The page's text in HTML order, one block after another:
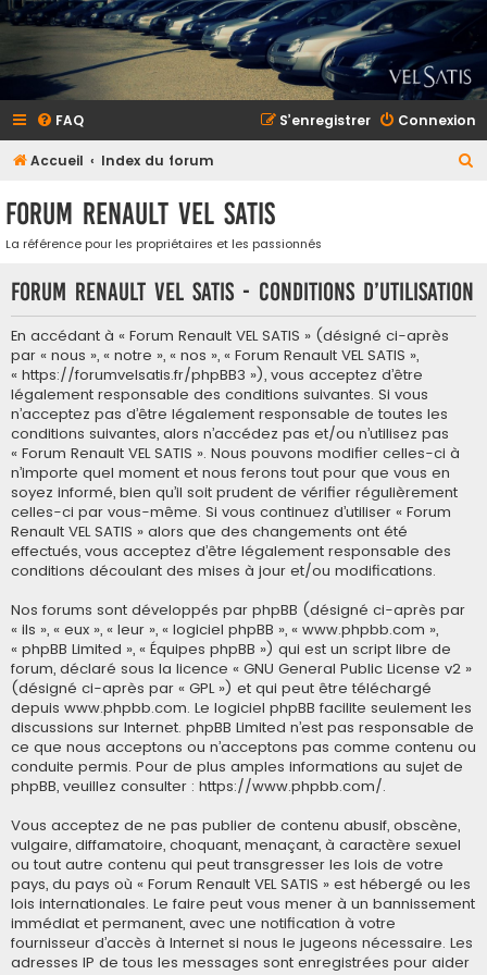
FAQ Connexion
S’enregistrer
Accueil Index du forum
Forum Renault VEL SATIS
La référence pour les propriétaires et les passionnés
Forum Renault VEL SATIS - Conditions d’utilisation
En accédant à « Forum Renault VEL SATIS » (désigné ci-après
par « nous », « notre », « nos », « Forum Renault VEL SATIS »,
« https://forumvelsatis.fr/phpBB3 »), vous acceptez d’être
légalement responsable des conditions suivantes. Si vous
n’acceptez pas d’être légalement responsable de toutes les
conditions suivantes, alors n’accédez pas et/ou n’utilisez pas
« Forum Renault VEL SATIS ». Nous pouvons modifier celles-ci à
n’importe quel moment et nous ferons tout pour que vous en
soyez informé, bien qu’il soit prudent de vérifier régulièrement
celles-ci par vous-même. Si vous continuez d’utiliser « Forum
Renault VEL SATIS » alors que des changements ont été
effectués, vous acceptez d’être légalement responsable des
conditions découlant des mises à jour et/ou modifications.
Nos forums sont développés par phpBB (désigné ci-après par
« ils », « eux », « leur », « logiciel phpBB », « www.phpbb.com »,
« phpBB Limited », « Équipes phpBB ») qui est un script libre de
forum, déclaré sous la licence « GNU General Public License v2 »
(désigné ci-après par « GPL ») et qui peut être téléchargé
depuis www.phpbb.com. Le logiciel phpBB facilite seulement les
discussions sur Internet. phpBB Limited n’est pas responsable de
ce que nous acceptons ou n’acceptons pas comme contenu ou
conduite permis. Pour de plus amples informations au sujet de
phpBB, veuillez consulter : https://www.phpbb.com/.
Vous acceptez de ne pas publier de contenu abusif, obscène,
vulgaire, diffamatoire, choquant, menaçant, à caractère sexuel
ou tout autre contenu qui peut transgresser les lois de votre
pays, du pays où « Forum Renault VEL SATIS » est hébergé ou les
lois internationales. Le faire peut vous mener à un bannissement
immédiat et permanent, avec une notification à votre
fournisseur d’accès à Internet si nous le jugeons nécessaire. Les
adresses IP de tous les messages sont enregistrées pour aider